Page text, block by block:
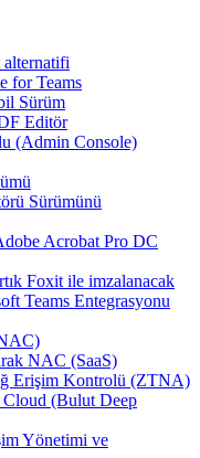
for Teams
Sürüm
Editör
(Admin Console)
Sürümünü
Acrobat Pro DC
Foxit ile imzalanacak
Teams Entegrasyonu
NAC (SaaS)
Erişim Kontrolü (ZTNA)
Cloud (Bulut Deep
Yönetimi ve